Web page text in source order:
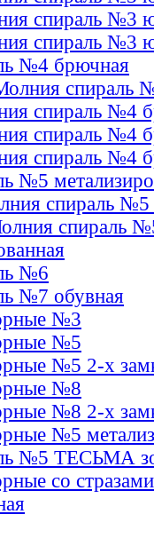
спираль №3
спираль №3
№4 брючная
спираль
спираль №4
спираль №4
спираль №4
№5
спираль №5
спираль
№6
№7 обувная
№3
№5
№5 2-х
№8
№8 2-х
№5
№5 ТЕСЬМА
со стразами